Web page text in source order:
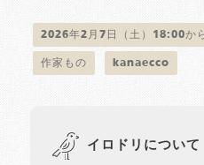
2026年2月7日（土）18:00か
作家もの kanaecco
イロドリについて